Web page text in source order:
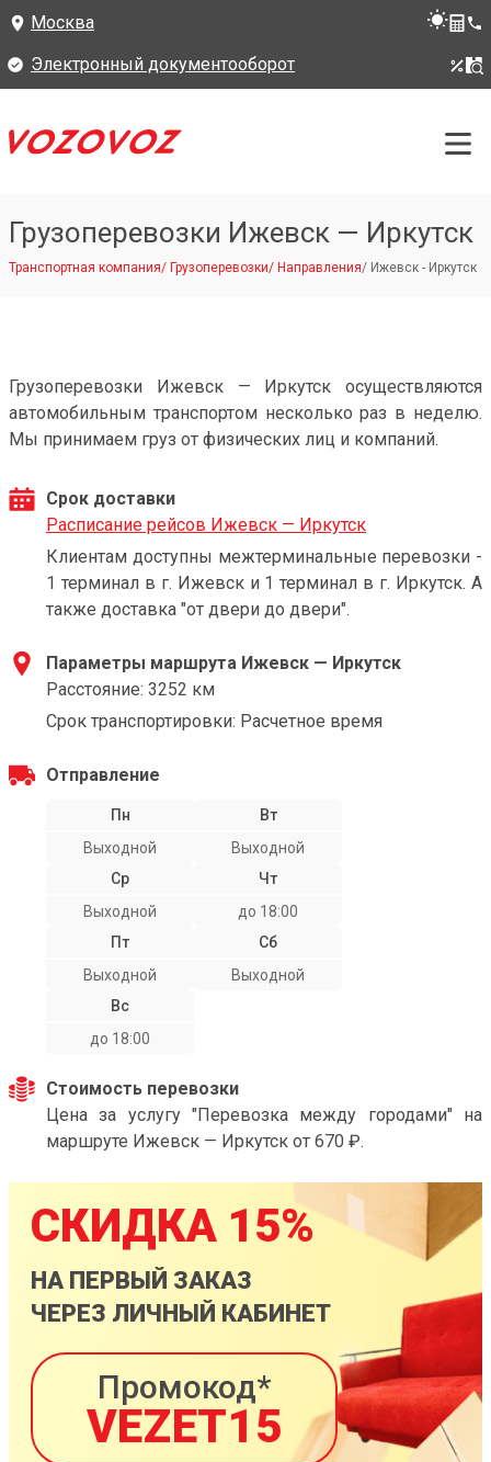
Москва
Электронный документооборот
Грузоперевозки Ижевск — Иркутск
Транспортная компания/ Грузоперевозки/ Направления/ Ижевск - Иркутск
Грузоперевозки Ижевск — Иркутск осуществляются
автомобильным транспортом несколько раз в неделю.
Мы принимаем груз от физических лиц и компаний.
Срок доставки
Расписание рейсов Ижевск — Иркутск
Клиентам доступны межтерминальные перевозки -
1 терминал в г. Ижевск и 1 терминал в г. Иркутск. А
также доставка "от двери до двери".
Параметры маршрута Ижевск — Иркутск
Расстояние: 3252 км
Срок транспортировки: Расчетное время
Отправление
Пн
Выходной
Вт
Выходной
Ср
Выходной
Чт
до 18:00
Пт
Выходной
Сб
Выходной
Вс
до 18:00
Стоимость перевозки
Цена за услугу "Перевозка между городами" на
маршруте Ижевск — Иркутск от 670 ₽.
СКИДКА 15%
НА ПЕРВЫЙ ЗАКАЗ
ЧЕРЕЗ ЛИЧНЫЙ КАБИНЕТ
Промокод*
VEZET15